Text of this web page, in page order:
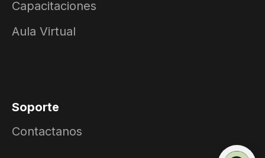
Capacitaciones
Aula Virtual
Soporte
Contactanos